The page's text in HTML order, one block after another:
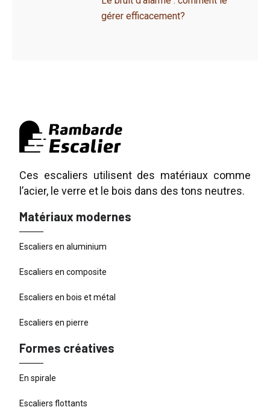
gérer efficacement?
Ces escaliers utilisent des matériaux comme
l’acier, le verre et le bois dans des tons neutres.
Matériaux modernes
Escaliers en aluminium
Escaliers en composite
Escaliers en bois et métal
Escaliers en pierre
Formes créatives
En spirale
Escaliers flottants